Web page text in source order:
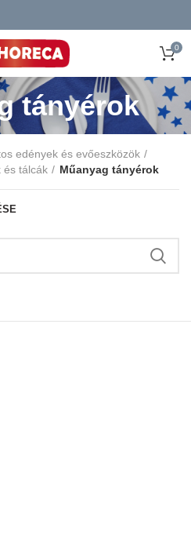
0
tányérok
edények és evőeszközök
és tálcák
Műanyag tányérok